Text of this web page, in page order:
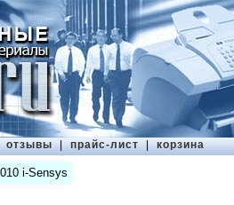
отзывы | прайс-лист | корзина
i-Sensys